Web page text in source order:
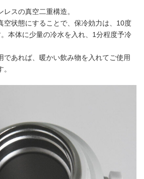
スの真空二重構造。
空状態にすることで、保冷効力は、10度
本体に少量の冷水を入れ、1分程度予冷
であれば、暖かい飲み物を入れてご使用